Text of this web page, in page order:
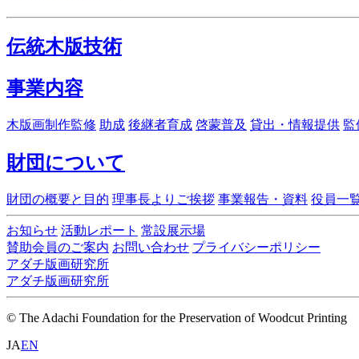
伝統木版技術
事業内容
木版画制作監修 助成 後継者育成 啓蒙普及 貸出・情報提供 監
財団について
財団の概要と目的 理事長よりご挨拶 事業報告・資料 役員一
お知らせ 活動レポート 常設展示場
賛助会員のご案内 お問い合わせ プライバシーポリシー
アダチ版画研究所
アダチ版画研究所
© The Adachi Foundation for the Preservation of Woodcut Printing
JAEN